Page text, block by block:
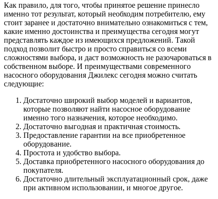
Как правило, для того, чтобы принятое решение принесло
именно тот результат, который необходим потребителю, ему
стоит заранее и достаточно внимательно ознакомиться с тем,
какие именно достоинства и преимущества сегодня могут
представлять каждое из имеющихся предложений. Такой
подход позволит быстро и просто справиться со всеми
сложностями выбора, и даст возможность не разочароваться в
собственном выборе. И преимуществами современного
насосного оборудования Джилекс сегодня можно считать
следующие:
Достаточно широкий выбор моделей и вариантов,
которые позволяют найти насосное оборудование
именно того назначения, которое необходимо.
Достаточно выгодная и практичная стоимость.
Предоставление гарантии на все приобретенное
оборудование.
Простота и удобство выбора.
Доставка приобретенного насосного оборудования до
покупателя.
Достаточно длительный эксплуатационный срок, даже
при активном использовании, и многое другое.